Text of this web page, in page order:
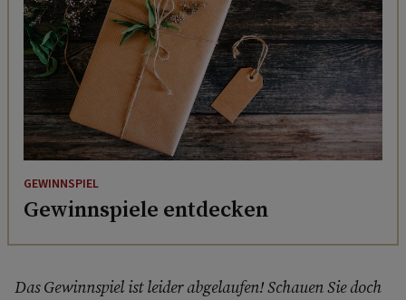
GEWINNSPIEL
Gewinnspiele entdecken
Das Gewinnspiel ist leider abgelaufen! Schauen Sie doch